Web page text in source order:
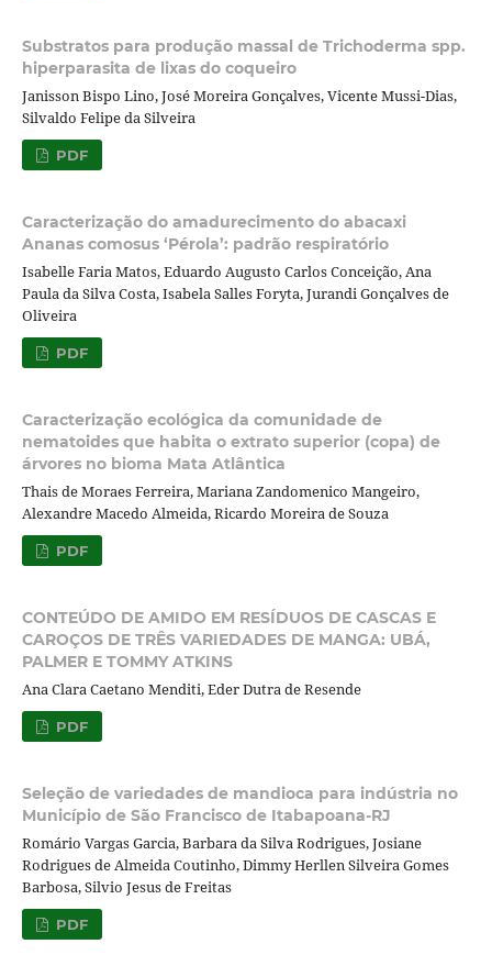
Substratos para produção massal de Trichoderma spp.
hiperparasita de lixas do coqueiro
Janisson Bispo Lino, José Moreira Gonçalves, Vicente Mussi-Dias,
Silvaldo Felipe da Silveira
PDF
Caracterização do amadurecimento do abacaxi
Ananas comosus ‘Pérola’: padrão respiratório
Isabelle Faria Matos, Eduardo Augusto Carlos Conceição, Ana
Paula da Silva Costa, Isabela Salles Foryta, Jurandi Gonçalves de
Oliveira
PDF
Caracterização ecológica da comunidade de
nematoides que habita o extrato superior (copa) de
árvores no bioma Mata Atlântica
Thais de Moraes Ferreira, Mariana Zandomenico Mangeiro,
Alexandre Macedo Almeida, Ricardo Moreira de Souza
PDF
CONTEÚDO DE AMIDO EM RESÍDUOS DE CASCAS E
CAROÇOS DE TRÊS VARIEDADES DE MANGA: UBÁ,
PALMER E TOMMY ATKINS
Ana Clara Caetano Menditi, Eder Dutra de Resende
PDF
Seleção de variedades de mandioca para indústria no
Município de São Francisco de Itabapoana-RJ
Romário Vargas Garcia, Barbara da Silva Rodrigues, Josiane
Rodrigues de Almeida Coutinho, Dimmy Herllen Silveira Gomes
Barbosa, Silvio Jesus de Freitas
PDF